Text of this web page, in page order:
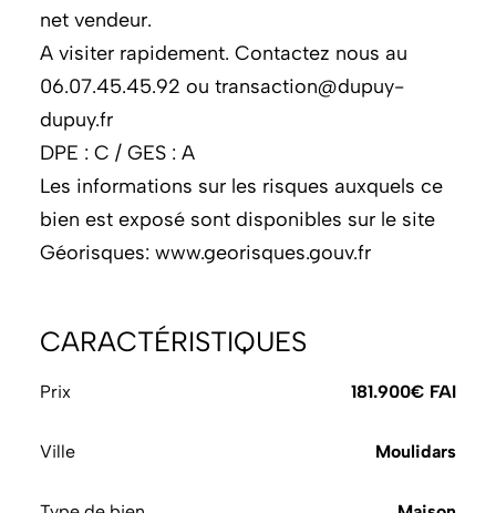
net vendeur.
A visiter rapidement. Contactez nous au
06.07.45.45.92 ou transaction@dupuy-
dupuy.fr
DPE : C / GES : A
Les informations sur les risques auxquels ce
bien est exposé sont disponibles sur le site
Géorisques: www.georisques.gouv.fr
CARACTÉRISTIQUES
Prix 181.900€ FAI
Ville Moulidars